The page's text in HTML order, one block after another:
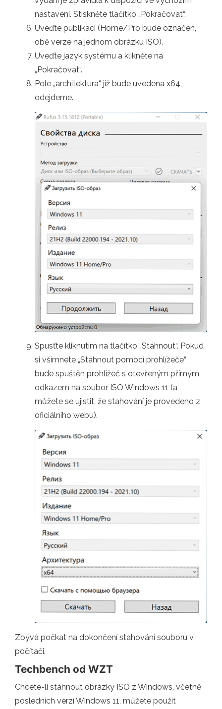
nastavení. Stiskněte tlačítko „Pokračovat“.
Uveďte publikaci (Home/Pro bude označen,
obě verze na jednom obrázku ISO).
Uveďte jazyk systému a klikněte na
„Pokračovat“.
Pole „architektura“ již bude uvedena x64,
odejdeme.
Spusťte kliknutím na tlačítko „Stáhnout“. Pokud
si všimnete „Stáhnout pomocí prohlížeče“,
bude spuštěn prohlížeč s otevřeným přímým
odkazem na soubor ISO Windows 11 (a
můžete se ujistit, že stahování je provedeno z
oficiálního webu).
Zbývá počkat na dokončení stahování souboru v
počítači.
Techbench od WZT
Chcete-li stáhnout obrázky ISO z Windows, včetně
posledních verzí Windows 11, můžete použít